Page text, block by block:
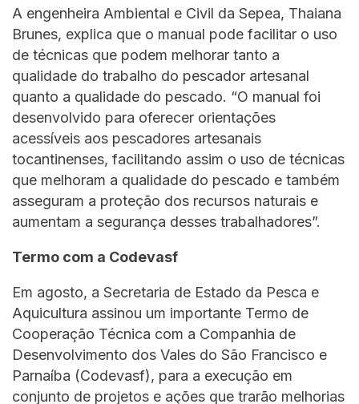
A engenheira Ambiental e Civil da Sepea, Thaiana
Brunes, explica que o manual pode facilitar o uso
de técnicas que podem melhorar tanto a
qualidade do trabalho do pescador artesanal
quanto a qualidade do pescado. “O manual foi
desenvolvido para oferecer orientações
acessíveis aos pescadores artesanais
tocantinenses, facilitando assim o uso de técnicas
que melhoram a qualidade do pescado e também
asseguram a proteção dos recursos naturais e
aumentam a segurança desses trabalhadores”.
Termo com a Codevasf
Em agosto, a Secretaria de Estado da Pesca e
Aquicultura assinou um importante Termo de
Cooperação Técnica com a Companhia de
Desenvolvimento dos Vales do São Francisco e
Parnaíba (Codevasf), para a execução em
conjunto de projetos e ações que trarão melhorias